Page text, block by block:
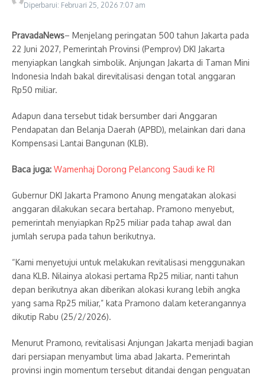
Diperbarui: Februari 25, 2026 7:07 am
PravadaNews– Menjelang peringatan 500 tahun Jakarta pada
22 Juni 2027, Pemerintah Provinsi (Pemprov) DKI Jakarta
menyiapkan langkah simbolik. Anjungan Jakarta di Taman Mini
Indonesia Indah bakal direvitalisasi dengan total anggaran
Rp50 miliar.
Adapun dana tersebut tidak bersumber dari Anggaran
Pendapatan dan Belanja Daerah (APBD), melainkan dari dana
Kompensasi Lantai Bangunan (KLB).
Baca juga: Wamenhaj Dorong Pelancong Saudi ke RI
Gubernur DKI Jakarta Pramono Anung mengatakan alokasi
anggaran dilakukan secara bertahap. Pramono menyebut,
pemerintah menyiapkan Rp25 miliar pada tahap awal dan
jumlah serupa pada tahun berikutnya.
“Kami menyetujui untuk melakukan revitalisasi menggunakan
dana KLB. Nilainya alokasi pertama Rp25 miliar, nanti tahun
depan berikutnya akan diberikan alokasi kurang lebih angka
yang sama Rp25 miliar,” kata Pramono dalam keterangannya
dikutip Rabu (25/2/2026).
Menurut Pramono, revitalisasi Anjungan Jakarta menjadi bagian
dari persiapan menyambut lima abad Jakarta. Pemerintah
provinsi ingin momentum tersebut ditandai dengan penguatan